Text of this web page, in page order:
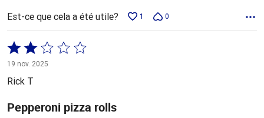
Est-ce que cela a été utile? 1 0
Coté
2 sur
5
19 nov. 2025
Rick T
Pepperoni pizza rolls